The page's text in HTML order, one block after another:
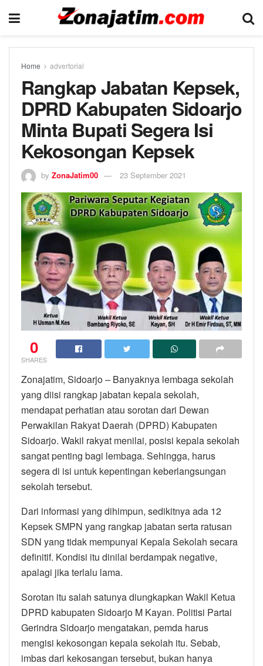
Home advertorial
Rangkap Jabatan Kepsek,
DPRD Kabupaten Sidoarjo
Minta Bupati Segera Isi
Kekosongan Kepsek
by ZonaJatim00 23 September 2021
0
SHARES
Zonajatim, Sidoarjo – Banyaknya lembaga sekolah
yang diisi rangkap jabatan kepala sekolah,
mendapat perhatian atau sorotan dari Dewan
Perwakilan Rakyat Daerah (DPRD) Kabupaten
Sidoarjo. Wakil rakyat menilai, posisi kepala sekolah
sangat penting bagi lembaga. Sehingga, harus
segera di isi untuk kepentingan keberlangsungan
sekolah tersebut.
Dari informasi yang dihimpun, sedikitnya ada 12
Kepsek SMPN yang rangkap jabatan serta ratusan
SDN yang tidak mempunyai Kepala Sekolah secara
definitif. Kondisi itu dinilai berdampak negative,
apalagi jika terlalu lama.
Sorotan itu salah satunya diungkapkan Wakil Ketua
DPRD kabupaten Sidoarjo M Kayan. Politisi Partai
Gerindra Sidoarjo mengatakan, pemda harus
mengisi kekosongan kepala sekolah itu. Sebab,
imbas dari kekosangan tersebut, bukan hanya